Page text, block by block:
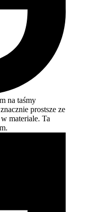
na taśmy
prostsze ze
materiale. Ta